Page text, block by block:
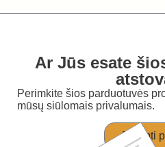
Ar Jūs esate
Perimkite šios parduotuvės
mūsų siūlomais privalumais.
Perimti